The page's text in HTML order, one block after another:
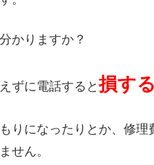
かりますか？
ずに電話すると損する
りになったりとか、修理
せん。